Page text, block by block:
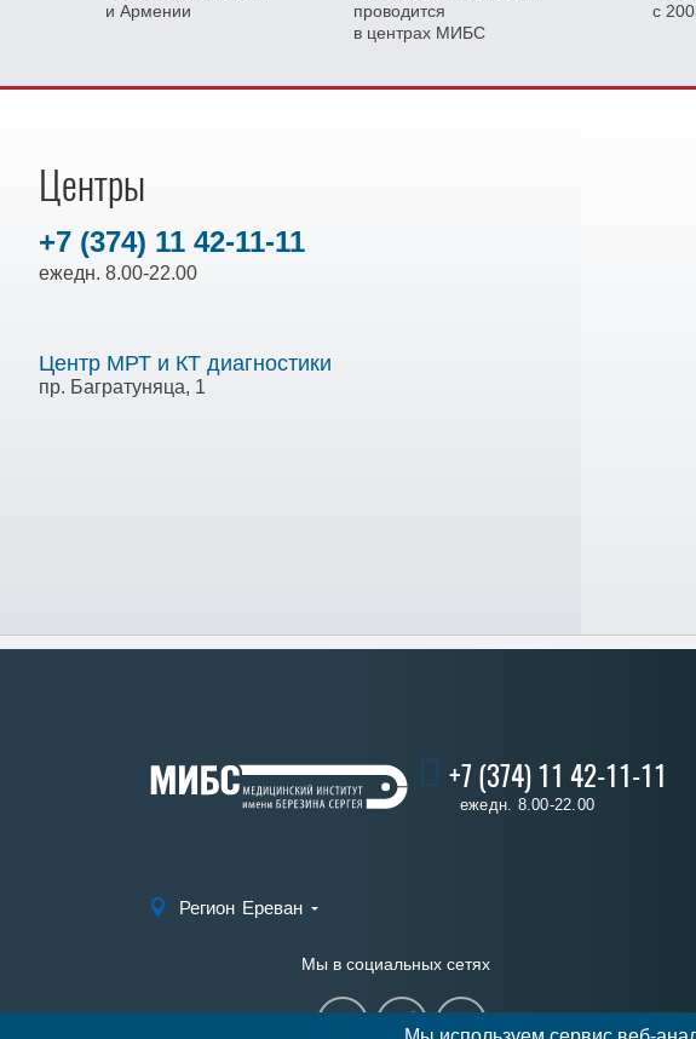
и Армении
проводится
в центрах МИБС
с
Центры
+7 (374) 11 42-11-11
ежедн. 8.00-22.00
Центр МРТ и КТ диагностики
пр. Багратуняца, 1
+7 (374) 11 42-11-11
ежедн. 8.00-22.00
Регион Ереван
Мы в социальных сетях